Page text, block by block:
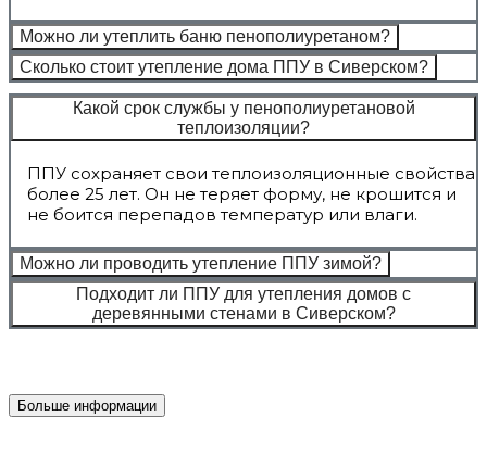
Можно ли утеплить баню пенополиуретаном?
Сколько стоит утепление дома ППУ в Сиверском?
Какой срок службы у пенополиуретановой
теплоизоляции?
ППУ сохраняет свои теплоизоляционные свойства
более 25 лет. Он не теряет форму, не крошится и
не боится перепадов температур или влаги.
Можно ли проводить утепление ППУ зимой?
Подходит ли ППУ для утепления домов с
деревянными стенами в Сиверском?
Больше информации